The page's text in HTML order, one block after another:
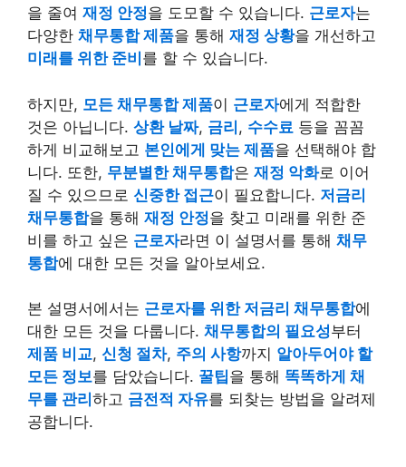
을 줄여 재정 안정을 도모할 수 있습니다. 근로자는
다양한 채무통합 제품을 통해 재정 상황을 개선하고
미래를 위한 준비 를 할 수 있습니다.
하지만, 모든 채무통합 제품이 근로자에게 적합한
것은 아닙니다. 상환 날짜, 금리, 수수료 등을 꼼꼼
하게 비교해보고 본인에게 맞는 제품을 선택해야 합
니다. 또한, 무분별한 채무통합은 재정 악화로 이어
질 수 있으므로 신중한 접근이 필요합니다. 저금리
채무통합을 통해 재정 안정을 찾고 미래를 위한 준
비를 하고 싶은 근로자라면 이 설명서를 통해 채무
통합에 대한 모든 것을 알아보세요.
본 설명서에서는 근로자를 위한 저금리 채무통합에
대한 모든 것을 다룹니다. 채무통합의 필요성부터
제품 비교, 신청 절차, 주의 사항까지 알아두어야 할
모든 정보를 담았습니다. 꿀팁을 통해 똑똑하게 채
무를 관리 하고 금전적 자유를 되찾는 방법을 알려제
공합니다.